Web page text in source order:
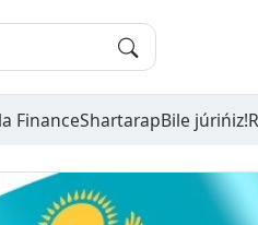
FinanceShartarapBile júrińiz!